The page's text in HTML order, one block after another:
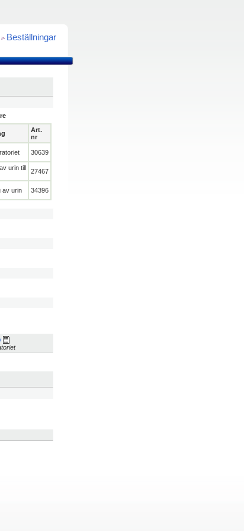
Beställningar
Art.
nr
30639
urin till
27467
av urin 34396